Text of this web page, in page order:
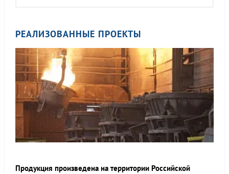
РЕАЛИЗОВАННЫЕ ПРОЕКТЫ
Продукция произведена на территории Российской